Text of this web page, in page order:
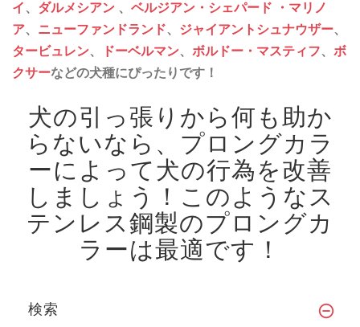
イ、 ダルメシアン 、 ベルジアン・シェパード ・マリノ
ア、 ニューファンドランド、 ジャイアントシュナウザー、
タービュレン、 ドーベルマン、 ボルドー・マスティフ、 ボ
クサーなどの犬種にぴったりです！
犬の引っ張りから何も助か
らないなら、プロングカラ
ーによって犬の行為を改善
しましょう！ このようなス
テンレス鋼製のプロングカ
ラーは最適です！
検索